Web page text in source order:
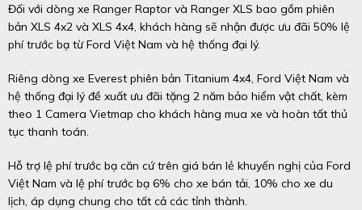
Đối với dòng xe Ranger Raptor và Ranger XLS bao gồm phiên
bản XLS 4x2 và XLS 4x4, khách hàng sẽ nhận được ưu đãi 50% lệ
phí trước bạ từ Ford Việt Nam và hệ thống đại lý.
Riêng dòng xe Everest phiên bản Titanium 4x4, Ford Việt Nam và
hệ thống đại lý đề xuất ưu đãi tặng 2 năm bảo hiểm vật chất, kèm
theo 1 Camera Vietmap cho khách hàng mua xe và hoàn tất thủ
tục thanh toán.
Hỗ trợ lệ phí trước bạ căn cứ trên giá bán lẻ khuyến nghị của Ford
Việt Nam và lệ phí trước bạ 6% cho xe bán tải, 10% cho xe du
lịch, áp dụng chung cho tất cả các tỉnh thành.